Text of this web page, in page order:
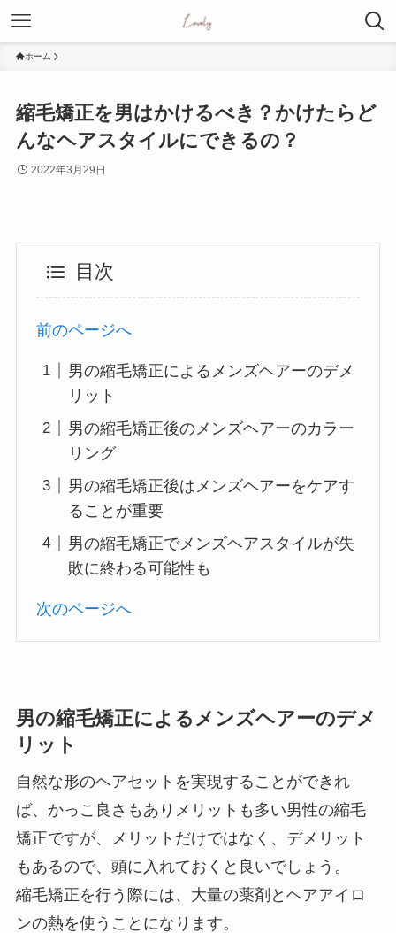
ホーム
縮毛矯正を男はかけるべき？かけたらど
んなヘアスタイルにできるの？
2022年3月29日
目次
前のページへ
男の縮毛矯正によるメンズヘアーのデメ
リット
男の縮毛矯正後のメンズヘアーのカラー
リング
男の縮毛矯正後はメンズヘアーをケアす
ることが重要
男の縮毛矯正でメンズヘアスタイルが失
敗に終わる可能性も
次のページへ
男の縮毛矯正によるメンズヘアーのデメ
リット
自然な形のヘアセットを実現することができれ
ば、かっこ良さもありメリットも多い男性の縮毛
矯正ですが、メリットだけではなく、デメリット
もあるので、頭に入れておくと良いでしょう。
縮毛矯正を行う際には、大量の薬剤とヘアアイロ
ンの熱を使うことになります。